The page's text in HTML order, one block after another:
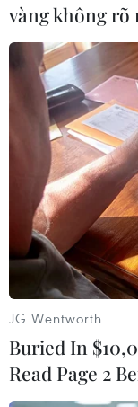
dạng cũng như
lựa chọn.
Với CEO
trường cần gì
hội là trách
đồng, đến
condotel nói
sản phát sinh
Về phân khúc
CEO cũng có
chỉ có phần
Câu chuyện
đây gây xôn
Bản thân
vàng không rõ
JG Wentworth
Buried In
Read Page 2